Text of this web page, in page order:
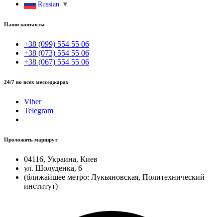
Russian ▼
Наши контакты
+38 (099) 554 55 06
+38 (073) 554 55 06
+38 (067) 554 55 06
24/7 во всех месседжарах
Viber
Telegram
Проложить маршрут
04116, Украина, Киев
ул. Шолуденка, 6
(ближайшее метро: Лукьяновская, Политехнический
институт)